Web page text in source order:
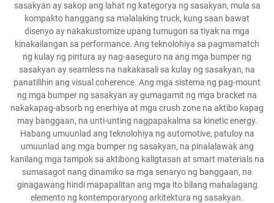
sasakyan ay sakop ang lahat ng kategorya ng sasakyan, mula sa
kompakto hanggang sa malalaking truck, kung saan bawat
disenyo ay nakakustomize upang tumugon sa tiyak na mga
kinakailangan sa performance. Ang teknolohiya sa pagmamatch
ng kulay ng pintura ay nag-aaseguro na ang mga bumper ng
sasakyan ay seamless na nakakasali sa kulay ng sasakyan, na
panatilihin ang visual coherence. Ang mga sistema ng pag-mount
ng mga bumper ng sasakyan ay gumagamit ng mga bracket na
nakakapag-absorb ng enerhiya at mga crush zone na aktibo kapag
may banggaan, na unti-unting nagpapakalma sa kinetic energy.
Habang umuunlad ang teknolohiya ng automotive, patuloy na
umuunlad ang mga bumper ng sasakyan, na pinalalawak ang
kanilang mga tampok sa aktibong kaligtasan at smart materials na
sumasagot nang dinamiko sa mga senaryo ng banggaan, na
ginagawang hindi mapapalitan ang mga ito bilang mahalagang
elemento ng kontemporaryong arkitektura ng sasakyan.